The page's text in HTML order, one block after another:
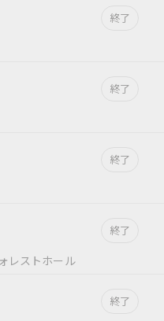
終了
終了
終了
終了
レストホール
終了